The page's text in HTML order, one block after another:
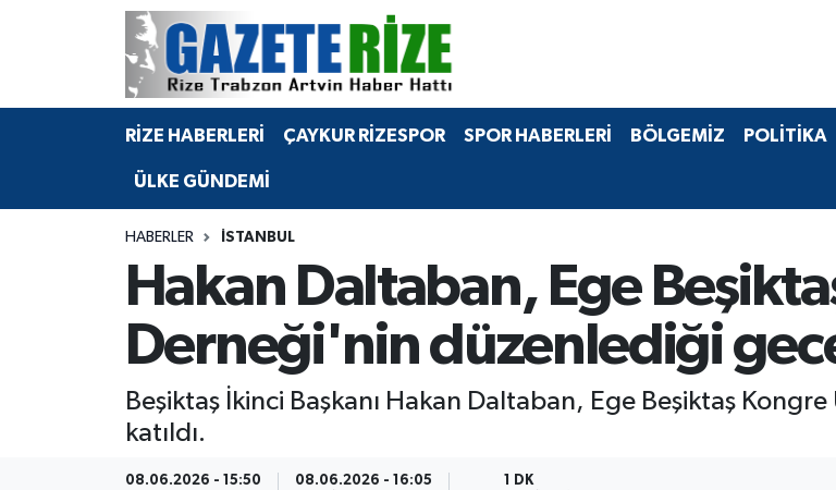
RİZE HABERLERİ ÇAYKUR RİZESPOR SPOR HABERLERİ BÖLGEMİZ POLİTİKA
ÜLKE GÜNDEMİ
HABERLER İSTANBUL
Hakan Daltaban, Ege
Derneği'nin düzenlediği
Beşiktaş İkinci Başkanı Hakan Daltaban, Ege Beşiktaş
katıldı.
08.06.2026 - 15:50 08.06.2026 - 16:05 1 DK
BÖLGEMİZ
Bilim Teknoloji
Advertising news
Canlı Maç
Merkez Nöbetçi Eczaneler
Merkez Hava Durumu
Merkez Trafik Yoğunluk Haritası
Tüm Manşetler
Son Dakika Haberleri
Haber Arşivi